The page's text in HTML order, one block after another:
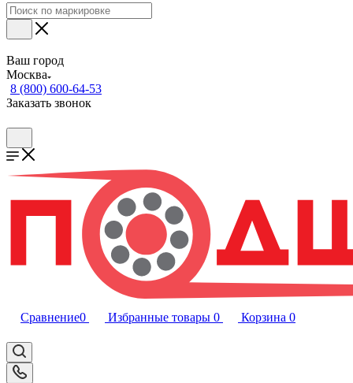
Ваш город
Москва
8 (800) 600-64-53
Заказать звонок
Сравнение0 Избранные товары 0 Корзина 0